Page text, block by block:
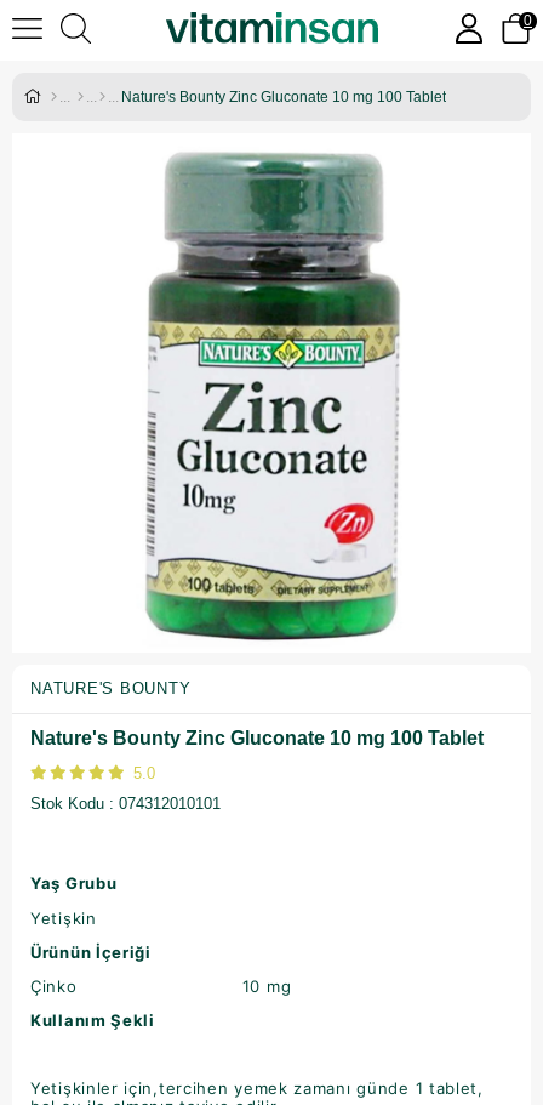
0
Nature's Bounty Zinc Gluconate 10 mg 100 Tablet
NATURE'S BOUNTY
Nature's Bounty Zinc Gluconate 10 mg 100 Tablet
5.0
Stok Kodu
074312010101
Yaş Grubu
Yetişkin
Ürünün İçeriği
Çinko 10 mg
Kullanım Şekli
Yetişkinler için,tercihen yemek zamanı günde 1 tablet,